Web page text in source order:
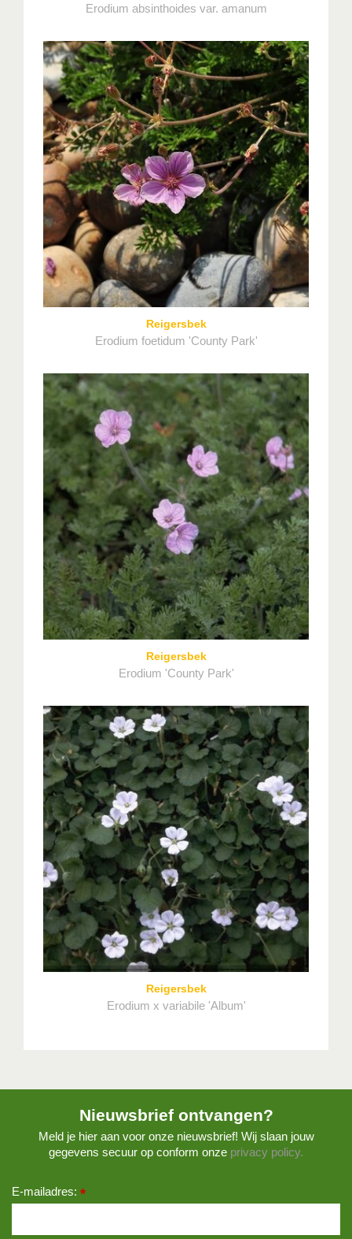
Erodium absinthoides var. amanum
Reigersbek
Erodium foetidum 'County Park'
Reigersbek
Erodium 'County Park'
Reigersbek
Erodium x variabile 'Album'
Nieuwsbrief ontvangen?
Meld je hier aan voor onze nieuwsbrief! Wij slaan jouw
gegevens secuur op conform onze privacy policy.
E-mailadres: *